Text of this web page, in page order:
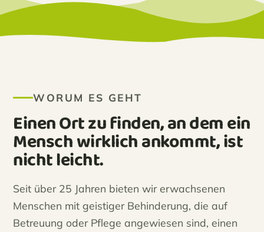
WORUM ES GEHT
Einen Ort zu finden, an dem ein
Mensch wirklich ankommt, ist
nicht leicht.
Seit über 25 Jahren bieten wir erwachsenen
Menschen mit geistiger Behinderung, die auf
Betreuung oder Pflege angewiesen sind, einen